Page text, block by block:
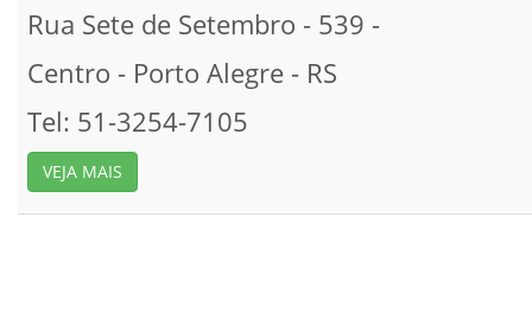
Rua Sete de Setembro - 539 -
Centro - Porto Alegre - RS
Tel: 51-3254-7105
VEJA MAIS